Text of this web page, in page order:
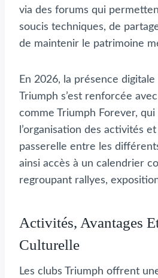
via des forums qui
soucis techniques, de
de maintenir le patrimoine
En 2026, la présence
Triumph s’est renforcée
comme Triumph Forever,
l’organisation des activités
passerelle entre les
ainsi accès à un calendrier
regroupant rallyes,
Activités, Avantages
Culturelle
Les clubs Triumph offrent